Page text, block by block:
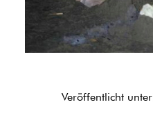
Veröffentlicht unter